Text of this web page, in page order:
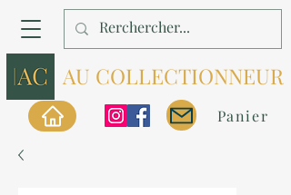
AU COLLECTIONNEUR
Panier